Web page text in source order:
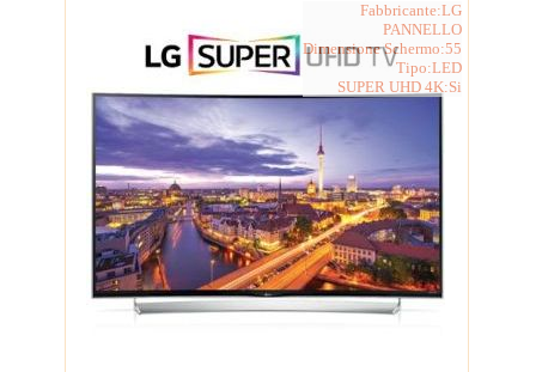
Fabbricante:LG
PANNELLO
Dimensione Schermo:55
Tipo:LED
SUPER UHD 4K:Si